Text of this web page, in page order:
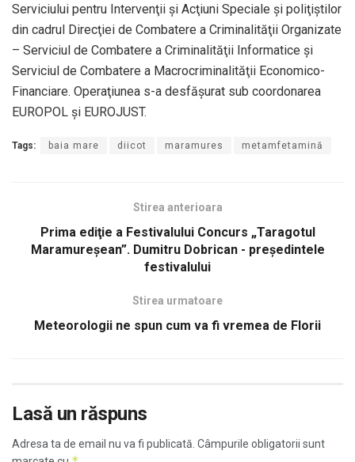
Serviciului pentru Intervenţii şi Acţiuni Speciale şi poliţiştilor
din cadrul Direcţiei de Combatere a Criminalităţii Organizate
– Serviciul de Combatere a Criminalităţii Informatice şi
Serviciul de Combatere a Macrocriminalităţii Economico-
Financiare. Operaţiunea s-a desfăşurat sub coordonarea
EUROPOL şi EUROJUST.
Tags: baia mare diicot maramures metamfetamină
Stirea anterioara
Prima ediţie a Festivalului Concurs „Taragotul
Maramureșean”. Dumitru Dobrican - preşedintele
festivalului
Stirea urmatoare
Meteorologii ne spun cum va fi vremea de Florii
Lasă un răspuns
Adresa ta de email nu va fi publicată. Câmpurile obligatorii sunt